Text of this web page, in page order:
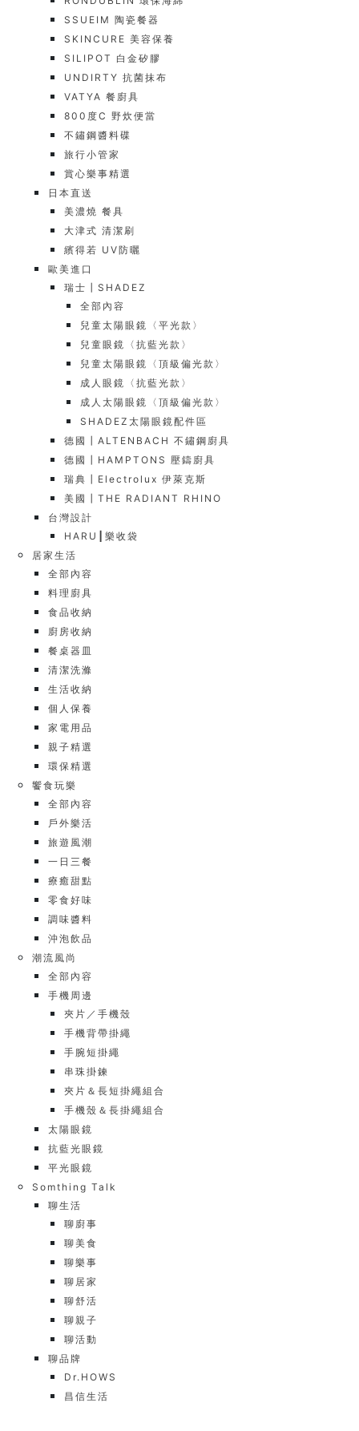
SSUEIM 陶瓷餐器
SKINCURE 美容保養
SILIPOT 白金矽膠
UNDIRTY 抗菌抹布
VATYA 餐廚具
800度C 野炊便當
不鏽鋼醬料碟
旅行小管家
賞心樂事精選
日本直送
美濃燒 餐具
大津式 清潔刷
繽得若 UV防曬
歐美進口
瑞士┃SHADEZ
全部內容
兒童太陽眼鏡〈平光款〉
兒童眼鏡〈抗藍光款〉
兒童太陽眼鏡〈頂級偏光款〉
成人眼鏡〈抗藍光款〉
成人太陽眼鏡〈頂級偏光款〉
SHADEZ太陽眼鏡配件區
德國┃ALTENBACH 不鏽鋼廚具
德國┃HAMPTONS 壓鑄廚具
瑞典┃Electrolux 伊萊克斯
美國┃THE RADIANT RHINO
台灣設計
HARU┃樂收袋
居家生活
全部內容
料理廚具
食品收納
廚房收納
餐桌器皿
清潔洗滌
生活收納
個人保養
家電用品
親子精選
環保精選
饗食玩樂
全部內容
戶外樂活
旅遊風潮
一日三餐
療癒甜點
零食好味
調味醬料
沖泡飲品
潮流風尚
全部內容
手機周邊
夾片／手機殼
手機背帶掛繩
手腕短掛繩
串珠掛鍊
夾片＆長短掛繩組合
手機殼＆長掛繩組合
太陽眼鏡
抗藍光眼鏡
平光眼鏡
Somthing Talk
聊生活
聊廚事
聊美食
聊樂事
聊居家
聊舒活
聊親子
聊活動
聊品牌
Dr.HOWS
昌信生活